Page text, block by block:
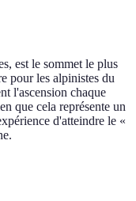
est le sommet le plus
pour les alpinistes du
l'ascension chaque
que cela représente un
d'atteindre le «